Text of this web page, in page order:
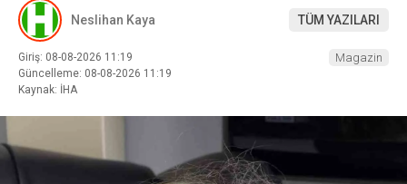
Neslihan Kaya TÜM YAZILARI
Giriş: 08-08-2026 11:19
Güncelleme: 08-08-2026 11:19
Kaynak: İHA
Magazin